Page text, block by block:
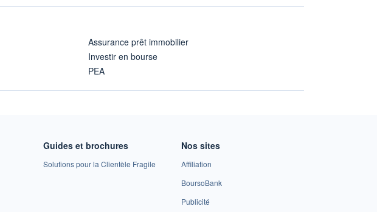
Assurance prêt immobilier
Investir en bourse
PEA
Guides et brochures
Solutions pour la Clientèle Fragile
Nos sites
Affiliation
BoursoBank
Publicité